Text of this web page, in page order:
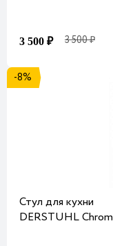
3 500 ₽ 3 500 ₽
-8%
Стул для кухни
DERSTUHL Chrom